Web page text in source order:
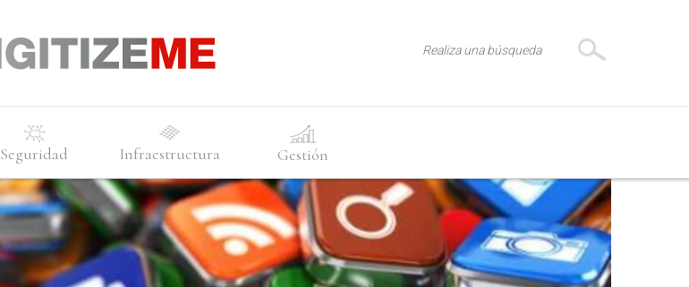
Seguridad Infraestructura Gestión